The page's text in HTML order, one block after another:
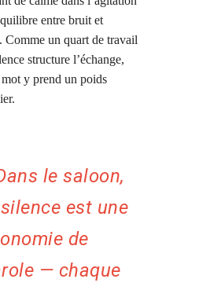
entre bruit et
Comme un quart de travail
structure l’échange,
y prend un poids
le saloon,
est une
de
— chaque